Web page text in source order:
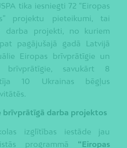
tika iesniegti 72 “Eiropas
projektu pieteikumi, tai
darba projekti, no kuriem
pagājušajā gadā Latvijā
Eiropas brīvprātīgie un
savukārt 8
10 Ukrainas bēgļus
brīvprātīgā darba projektos
izglītības iestāde jau
programmā “Eiropas